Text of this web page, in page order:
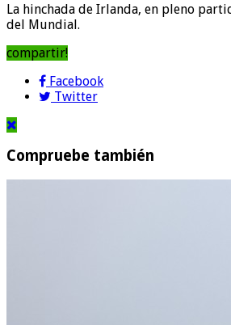
La hinchada de Irlanda, en pleno
del Mundial.
compartir!
Facebook
Twitter
Compruebe también